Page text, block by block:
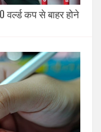
कप से बाहर होने